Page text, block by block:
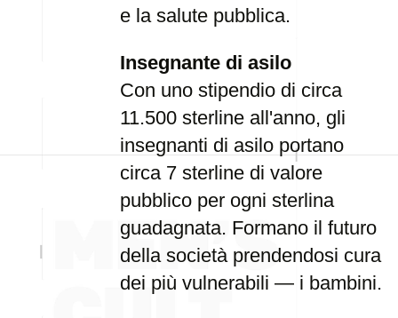
e la salute pubblica.
Insegnante di asilo
Con uno stipendio di circa
11.500 sterline all'anno, gli
insegnanti di asilo portano
circa 7 sterline di valore
pubblico per ogni sterlina
guadagnata. Formano il futuro
della società prendendosi cura
dei più vulnerabili — i bambini.